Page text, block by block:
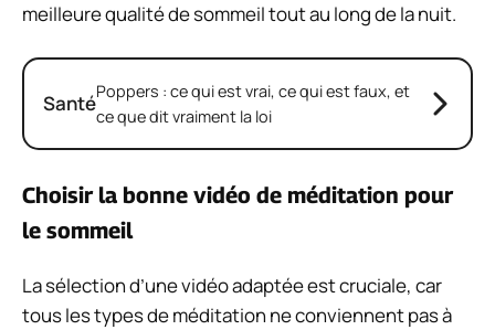
meilleure qualité de sommeil tout au long de la nuit.
SantéPoppers : ce qui est vrai, ce qui est faux, et
ce que dit vraiment la loi
Choisir la bonne vidéo de méditation pour
le sommeil
La sélection d’une vidéo adaptée est cruciale, car
tous les types de méditation ne conviennent pas à